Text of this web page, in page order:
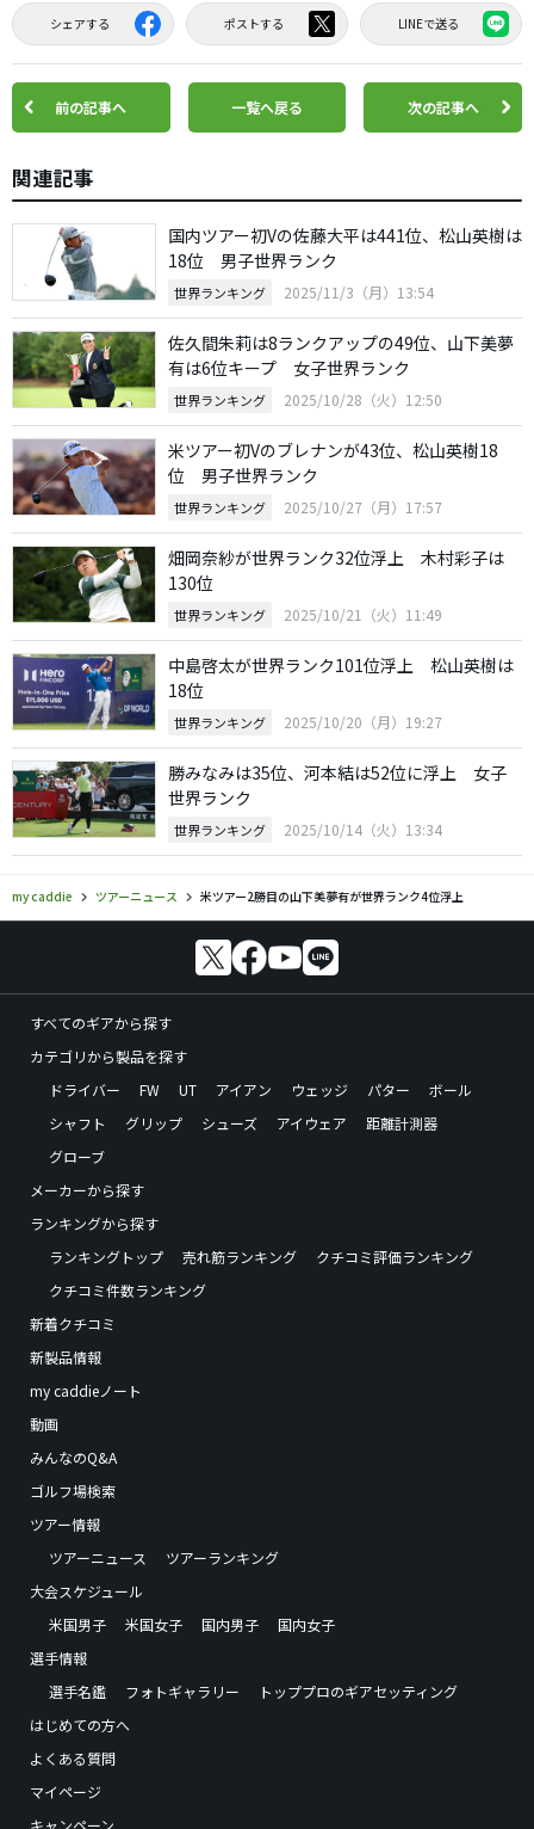
シェアする ポストする LINEで送る
前の記事へ 一覧へ戻る 次の記事へ
関連記事
国内ツアー初Vの佐藤大平は441位、松山英樹は
18位 男子世界ランク
世界ランキング 2025/11/3（月）13:54
佐久間朱莉は8ランクアップの49位、山下美夢
有は6位キープ 女子世界ランク
世界ランキング 2025/10/28（火）12:50
米ツアー初Vのブレナンが43位、松山英樹18
位 男子世界ランク
世界ランキング 2025/10/27（月）17:57
畑岡奈紗が世界ランク32位浮上 木村彩子は
130位
世界ランキング 2025/10/21（火）11:49
中島啓太が世界ランク101位浮上 松山英樹は
18位
世界ランキング 2025/10/20（月）19:27
勝みなみは35位、河本結は52位に浮上 女子
世界ランク
世界ランキング 2025/10/14（火）13:34
my caddie ツアーニュース 米ツアー2勝目の山下美夢有が世界ランク4位浮上
すべてのギアから探す
カテゴリから製品を探す
ドライバー
FW UT アイアン ウェッジ パター
ボール
シャフト
グリップ シューズ アイウェア
距離計測器
グローブ
メーカーから探す
ランキングから探す
ランキングトップ
売れ筋ランキング
クチコミ評価ランキング
クチコミ件数ランキング
新着クチコミ
新製品情報
my caddieノート
動画
みんなのQ&A
ゴルフ場検索
ツアー情報
ツアーニュース
ツアーランキング
大会スケジュール
米国男子
米国女子 国内男子
国内女子
選手情報
選手名鑑
フォトギャラリー
トッププロのギアセッティング
はじめての方へ
よくある質問
マイページ
キャンペーン